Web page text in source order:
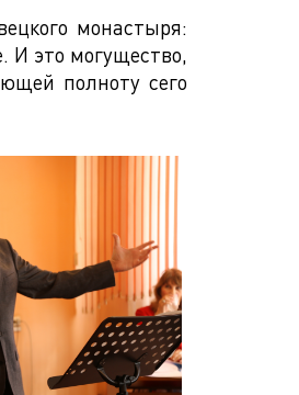
монастыря:
И это могущество,
полноту сего